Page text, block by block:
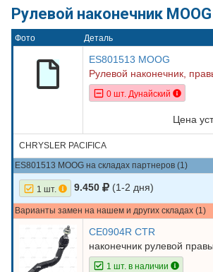
Рулевой наконечник MOOG
Фото Деталь
ES801513 MOOG
Рулевой наконечник,
0 шт. Дунайский
Цена
CHRYSLER PACIFICA
ES801513 MOOG на складах партнеров (1)
1 шт. 9.450 (1-2 дня)
Варианты замен на нашем и других складах (1)
CE0904R CTR
наконечник рулевой
1 шт. в наличии